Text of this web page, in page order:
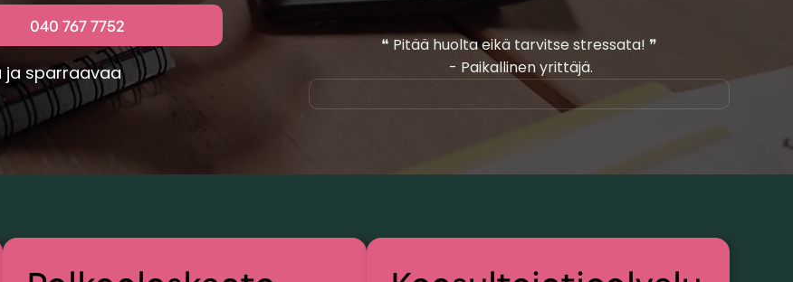
040 767 7752
ja sparraavaa
❝ Pitää huolta eikä tarvitse stressata! ❞
- Paikallinen yrittäjä.